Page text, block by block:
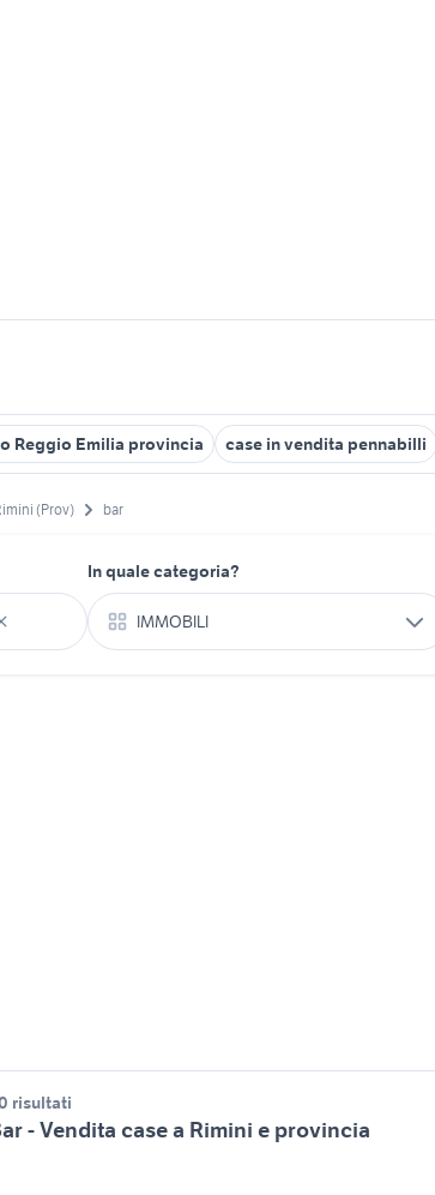
Reggio Emilia provincia case in vendita pennabilli
(Prov) bar
In quale categoria?
IMMOBILI
risultati
- Vendita case a Rimini e provincia